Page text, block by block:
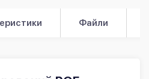
Файли